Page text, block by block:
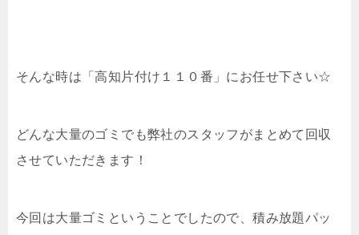
そんな時は「高知片付け１１０番」にお任せ下さい☆
どんな大量のゴミでも弊社のスタッフがまとめて回収
させていただきます！
今回は大量ゴミということでしたので、積み放題パッ